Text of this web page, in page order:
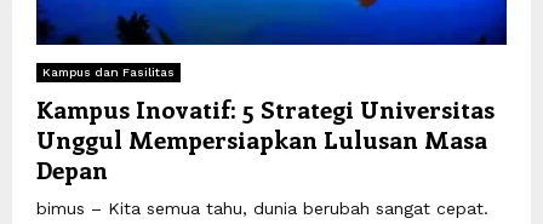
Kampus dan Fasilitas
Kampus Inovatif: 5 Strategi Universitas
Unggul Mempersiapkan Lulusan Masa
Depan
bimus – Kita semua tahu, dunia berubah sangat cepat.